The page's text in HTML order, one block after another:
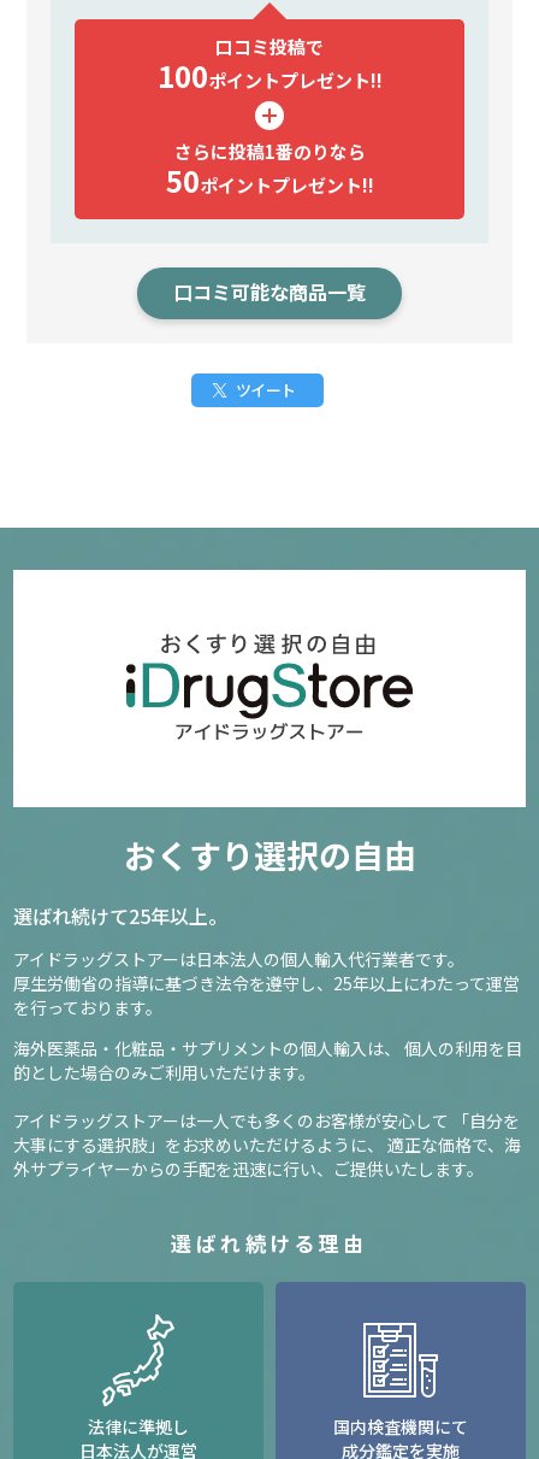
口コミ投稿で
100ポイントプレゼント!!
さらに投稿1番のりなら
50ポイントプレゼント!!
口コミ可能な商品一覧
ツイート
おくすり選択の自由
選ばれ続けて25年以上。
アイドラッグストアーは日本法人の個人輸入代行業者です。
厚生労働省の指導に基づき法令を遵守し、 25年以上にわたって運営
を行っております。
海外医薬品・化粧品・サプリメントの個人輸入は、
個人の利用を目
的とした場合のみご利用いただけます。
アイドラッグストアーは一人でも多くのお客様が安心して
「自分を
大事にする選択肢」をお求めいただけるように、
適正な価格で、海
外サプライヤーからの手配を迅速に行い、ご提供いたします。
選ばれ続ける理由
法律に準拠し
日本法人が運営
国内検査機関にて
成分鑑定を実施